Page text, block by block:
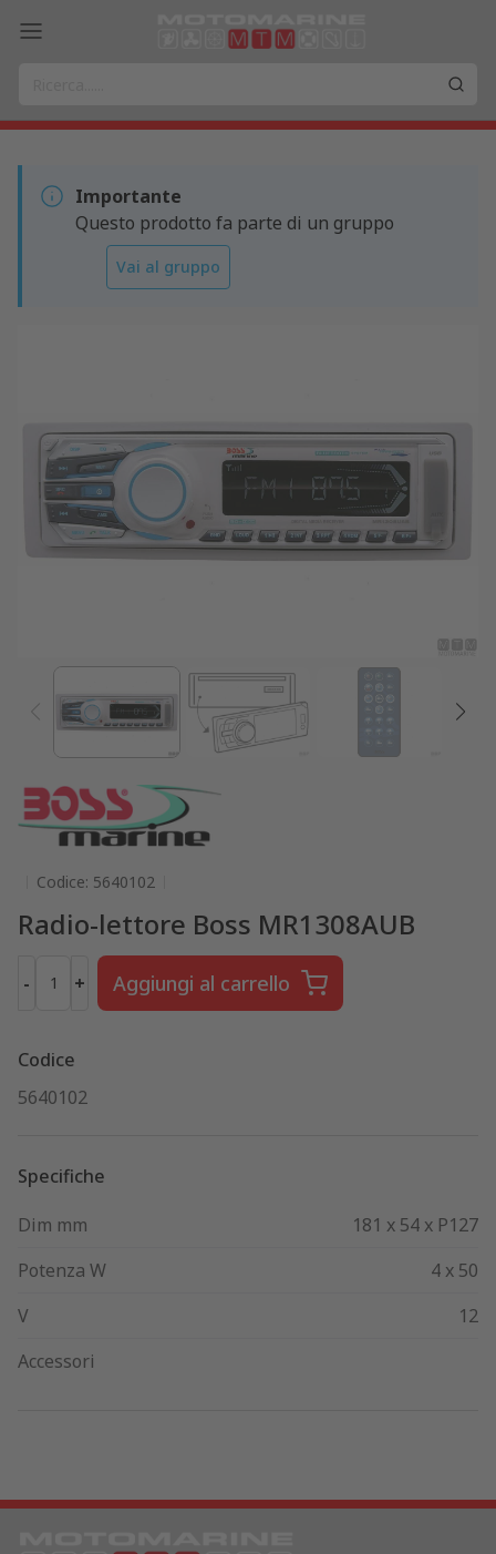
Importante
Questo prodotto fa parte di un gruppo
Vai al gruppo
Codice: 5640102
Radio-lettore Boss MR1308AUB
- + Aggiungi al carrello
Codice
5640102
Specifiche
Dim mm
181 x 54 x P127
Potenza W
4 x 50
V
12
Accessori